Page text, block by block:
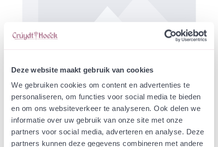
Deze website maakt gebruik van cookies
We gebruiken cookies om content en advertenties te
personaliseren, om functies voor social media te bieden
en om ons websiteverkeer te analyseren. Ook delen we
informatie over uw gebruik van onze site met onze
partners voor social media, adverteren en analyse. Deze
partners kunnen deze gegevens combineren met andere
Speciaalmengsel
Staatsbosbeheer Flevoland
- Grasmengsel